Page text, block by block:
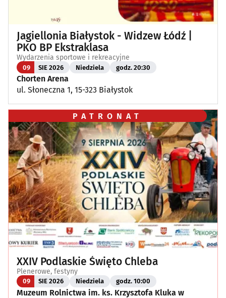
Jagiellonia Białystok - Widzew Łódź |
PKO BP Ekstraklasa
Wydarzenia sportowe i rekreacyjne
09 SIE 2026 Niedziela godz. 20:30
Chorten Arena
ul. Słoneczna 1, 15-323 Białystok
PATRONAT
XXIV Podlaskie Święto Chleba
Plenerowe, festyny
09 SIE 2026 Niedziela godz. 10:00
Muzeum Rolnictwa im. ks. Krzysztofa Kluka w